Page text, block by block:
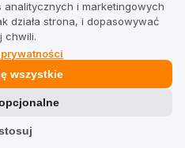
firmę
analitycznych i marketingowych
działa strona, i dopasowywać
chwili.
wszystkie